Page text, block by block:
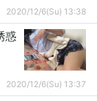
2020/12/6(Su) 13:38
惑
2020/12/6(Su) 13:37